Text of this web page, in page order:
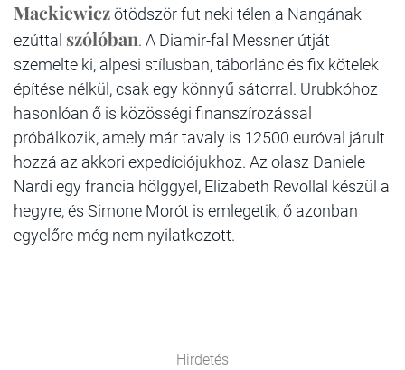
Mackiewiczötödször fut neki télen a Nangának –
ezúttal szólóban. A Diamir-fal Messner útját
szemelte ki, alpesi stílusban, táborlánc és fix kötelek
építése nélkül, csak egy könnyű sátorral. Urubkóhoz
hasonlóan ő is közösségi finanszírozással
próbálkozik, amely már tavaly is 12500 euróval járult
hozzá az akkori expedíciójukhoz. Az olasz Daniele
Nardi egy francia hölggyel, Elizabeth Revollal készül a
hegyre, és Simone Morót is emlegetik, ő azonban
egyelőre még nem nyilatkozott.
Hirdetés